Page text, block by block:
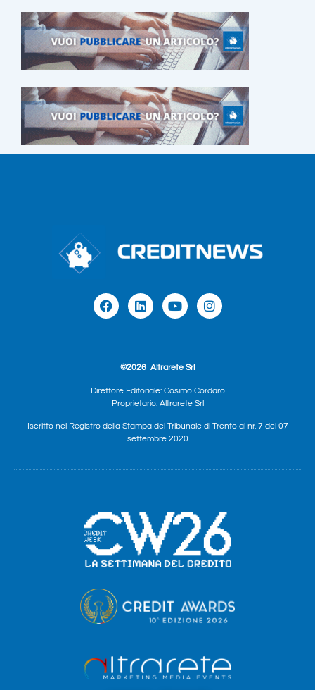
©2026 Altrarete Srl
Direttore Editoriale: Cosimo Cordaro
Proprietario: Altrarete Srl
Iscritto nel Registro della Stampa del Tribunale di Trento al nr. 7 del 07
settembre 2020